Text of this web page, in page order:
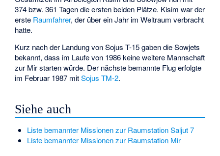
374 bzw. 361 Tagen die ersten beiden Plätze. Kisim war der
erste Raumfahrer, der über ein Jahr im Weltraum verbracht
hatte.
Kurz nach der Landung von Sojus T-15 gaben die Sowjets
bekannt, dass im Laufe von 1986 keine weitere Mannschaft
zur Mir starten würde. Der nächste bemannte Flug erfolgte
im Februar 1987 mitSojus TM-2.
Siehe auch
Liste bemannter Missionen zur Raumstation Saljut 7
Liste bemannter Missionen zur Raumstation Mir